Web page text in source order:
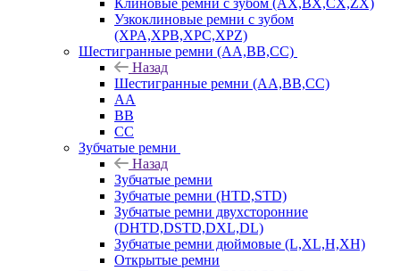
Клиновые ремни с зубом (AX,BX,CX,ZX)
Узкоклиновые ремни с зубом
(XPA,XPB,XPC,XPZ)
Шестигранные ремни (AA,BB,CC)
Назад
Шестигранные ремни (AA,BB,CC)
AA
BB
CC
Зубчатые ремни
Назад
Зубчатые ремни
Зубчатые ремни (HTD,STD)
Зубчатые ремни двухсторонние
(DHTD,DSTD,DXL,DL)
Зубчатые ремни дюймовые (L,XL,H,XH)
Открытые ремни